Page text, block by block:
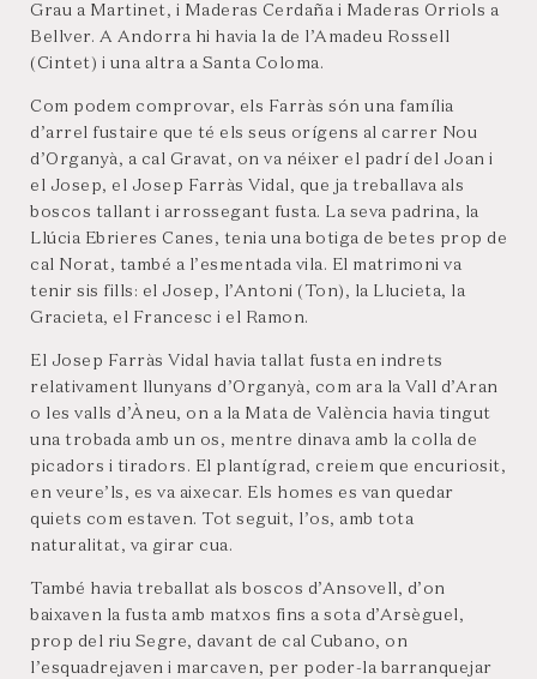
Grau a Martinet, i Maderas Cerdaña i Maderas Orriols a
Bellver. A Andorra hi havia la de l’Amadeu Rossell
(Cintet) i una altra a Santa Coloma.
Com podem comprovar, els Farràs són una família
d’arrel fustaire que té els seus orígens al carrer Nou
d’Organyà, a cal Gravat, on va néixer el padrí del Joan i
el Josep, el Josep Farràs Vidal, que ja treballava als
boscos tallant i arrossegant fusta. La seva padrina, la
Llúcia Ebrieres Canes, tenia una botiga de betes prop de
cal Norat, també a l’esmentada vila. El matrimoni va
tenir sis fills: el Josep, l’Antoni (Ton), la Llucieta, la
Gracieta, el Francesc i el Ramon.
El Josep Farràs Vidal havia tallat fusta en indrets
relativament llunyans d’Organyà, com ara la Vall d’Aran
o les valls d’Àneu, on a la Mata de València havia tingut
una trobada amb un os, mentre dinava amb la colla de
picadors i tiradors. El plantígrad, creiem que encuriosit,
en veure’ls, es va aixecar. Els homes es van quedar
quiets com estaven. Tot seguit, l’os, amb tota
naturalitat, va girar cua.
També havia treballat als boscos d’Ansovell, d’on
baixaven la fusta amb matxos fins a sota d’Arsèguel,
prop del riu Segre, davant de cal Cubano, on
l’esquadrejaven i marcaven, per poder-la barranquejar